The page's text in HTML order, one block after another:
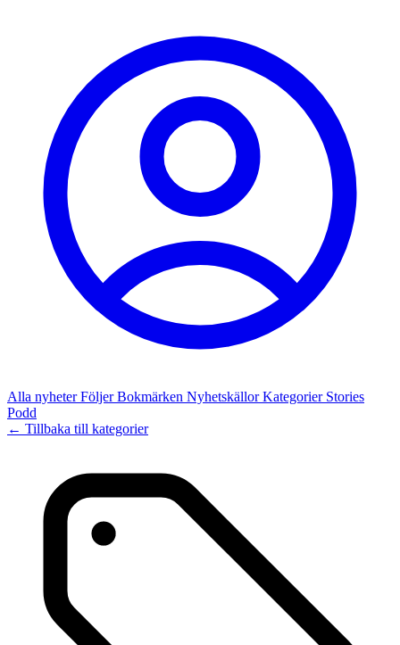
Alla nyheterFöljerBokmärken NyhetskällorKategorier Stories
Podd
← Tillbaka till kategorier